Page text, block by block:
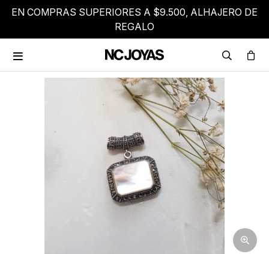
EN COMPRAS SUPERIORES A $9.500, ALHAJERO DE
REGALO
